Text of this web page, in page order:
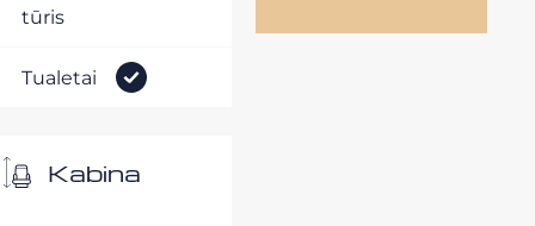
tūris
Tualetai
Kabina